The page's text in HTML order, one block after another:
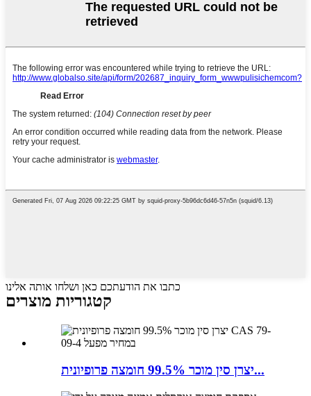
כתבו את הודעתכם כאן ושלחו אותה אלינו
קטגוריות מוצרים
יצרן סין מוכר 99.5% חומצה פרופיונית...